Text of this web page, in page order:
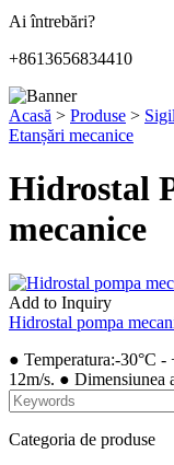
Ai întrebări?
+8613656834410
Acasă > Produse >
Etanșări mecanice
Hidrostal
mecanice
Add to Inquiry
Hidrostal pompa
● Temperatura:-30°C
12m/s. ● Dimensiunea
Categoria de produse